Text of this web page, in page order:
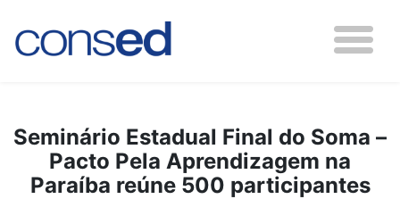
Seminário Estadual Final do Soma –
Pacto Pela Aprendizagem na
Paraíba reúne 500 participantes